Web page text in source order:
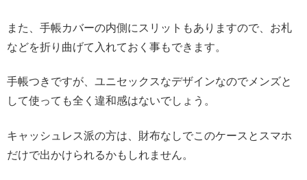
また、手帳カバーの内側にスリットもありますので、お札
などを折り曲げて入れておく事もできます。
手帳つきですが、ユニセックスなデザインなのでメンズと
して使っても全く違和感はないでしょう。
キャッシュレス派の方は、財布なしでこのケースとスマホ
だけで出かけられるかもしれません。